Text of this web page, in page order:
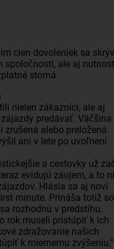
cien dovoleniek sa
spoločností, ale aj
storná.
nielen zákazníci, ale aj
predávať. Väčšina
alebo preložená.
ani v lete po uvoľnení
a cestovky už
evidujú záujem, a to
Hlásia sa aj noví
minute. Prináša totiž so
rozhodnú v predstihu.
rok museli pristúpiť k ich
zdražovanie našich
k miernemu zvýšeniu,“